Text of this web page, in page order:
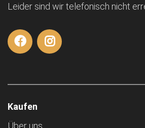
Leider sind wir telefonisch nicht
Kaufen